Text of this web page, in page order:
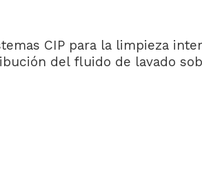
CIP para la limpieza
del fluido de lavado